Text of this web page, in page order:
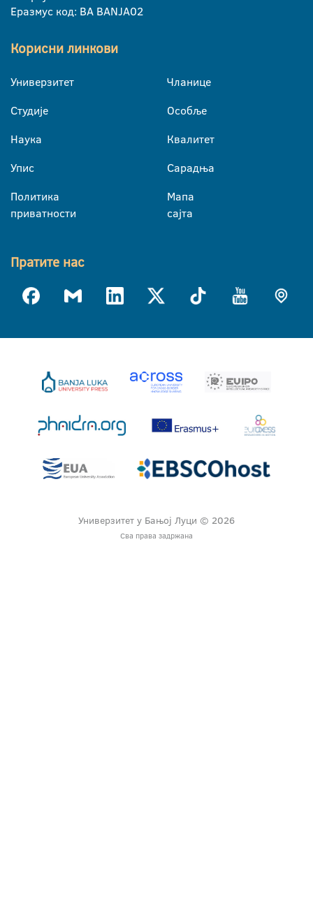
Еразмус код: BA BANJA02
Корисни линкови
Универзитет
Студије
Наука
Упис
Политика
приватности
Чланице
Особље
Квалитет
Сарадња
Мапа
сајта
Пратите нас
Универзитет у Бањој Луци © 2026
Сва права задржана